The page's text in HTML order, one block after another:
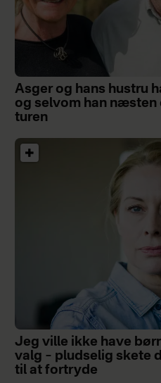
Asger og hans hustru
og selvom han
turen
Jeg ville ikke have
valg – pludselig skete
til at fortryde